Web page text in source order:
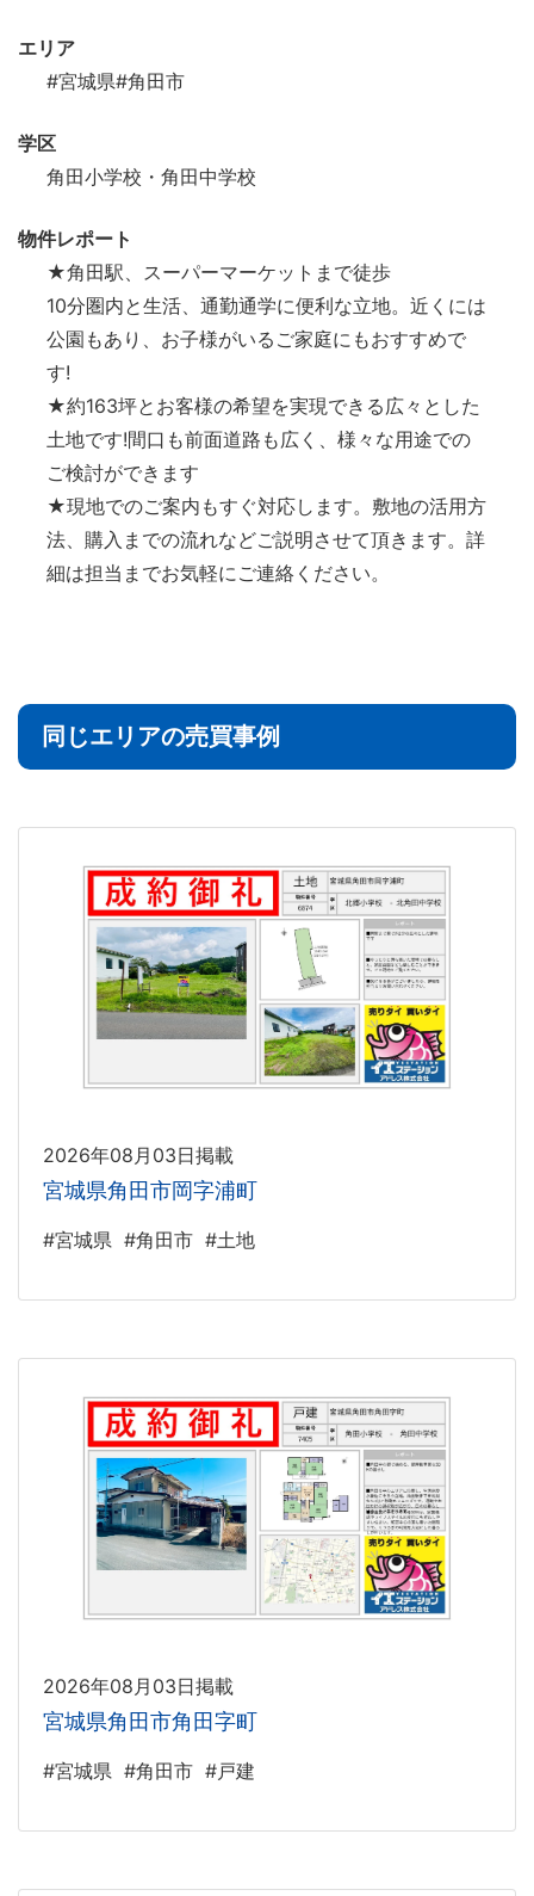
エリア
#宮城県#角田市
学区
角田小学校・角田中学校
物件レポート
★角田駅、スーパーマーケットまで徒歩
10分圏内と生活、通勤通学に便利な立地。近くには
公園もあり、お子様がいるご家庭にもおすすめで
す!
★約163坪とお客様の希望を実現できる広々とした
土地です!間口も前面道路も広く、様々な用途での
ご検討ができます
★現地でのご案内もすぐ対応します。敷地の活用方
法、購入までの流れなどご説明させて頂きます。詳
細は担当までお気軽にご連絡ください。
同じエリアの売買事例
2026年08月03日掲載
宮城県角田市岡字浦町
#宮城県 #角田市 #土地
2026年08月03日掲載
宮城県角田市角田字町
#宮城県 #角田市 #戸建